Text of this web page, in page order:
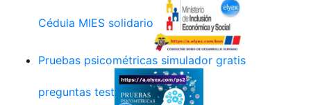
Cédula MIES solidario
Pruebas psicométricas simulador gratis
preguntas test